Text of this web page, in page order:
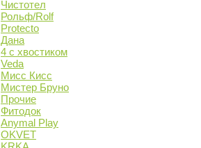
Чистотел
Рольф/Rolf
Protecto
Дана
4 с хвостиком
Veda
Мисс Кисс
Мистер Бруно
Прочие
Фитодок
Anymal Play
OKVET